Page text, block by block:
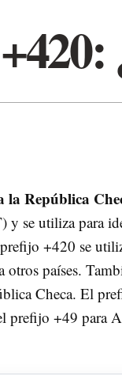
la República
se utiliza para
+420 se
países.
Checa. El
prefijo +49 para